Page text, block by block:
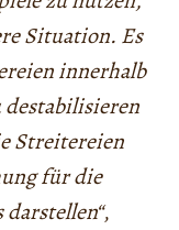
Situation. Es
innerhalb
destabilisieren
Streitereien
für die
,